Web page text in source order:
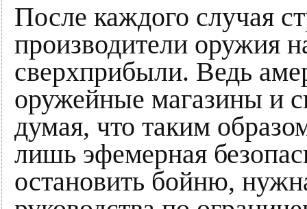
После каждого случая
производители оружия
сверхприбыли. Ведь
оружейные магазины и
думая, что таким
лишь эфемерная
остановить бойню,